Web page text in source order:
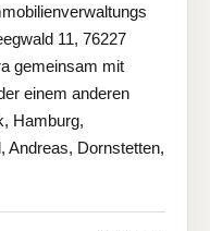
11, 76227
gemeinsam mit
einem anderen
Hamburg,
Andreas, Dornstetten,